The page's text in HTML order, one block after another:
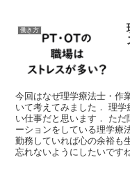
働き方
今回はなぜ理学療法士・作
いて考えてみました． 理
い仕事だと思います． た
ーションをしている理学療
勤務していれば心の余裕も
忘れないようにしたいです